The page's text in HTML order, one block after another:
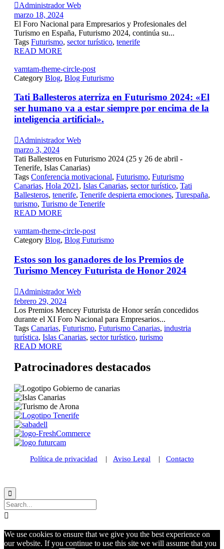
Administrador Web
marzo 18, 2024
El Foro Nacional para Empresarios y Profesionales del
Turismo en España, Futurismo 2024, continúa su...
Tags Futurismo, sector turístico, tenerife
READ MORE
vamtam-theme-circle-post
Category Blog, Blog Futurismo
Tati Ballesteros aterriza en Futurismo 2024: «El
ser humano va a estar siempre por encima de la
inteligencia artificial».
Administrador Web
marzo 3, 2024
Tati Ballesteros en Futurismo 2024 (25 y 26 de abril -
Tenerife, Islas Canarias)
Tags Conferencia motivacional, Futurismo, Futurismo
Canarias, Hola 2021 , Islas Canarias, sector turístico, Tati
Ballesteros, tenerife, Tenerife despierta emociones, Turespaña,
turismo, Turismo de Tenerife
READ MORE
vamtam-theme-circle-post
Category Blog, Blog Futurismo
Estos son los ganadores de los Premios de
Turismo Mencey Futurista de Honor 2024
Administrador Web
febrero 29, 2024
Los Premios Mencey Futurista de Honor serán concedidos
durante el XI Foro Nacional para Empresarios...
Tags Canarias, Futurismo, Futurismo Canarias, industria
turística, Islas Canarias, sector turístico, turismo
READ MORE
Patrocinadores destacados
Política de privacidad | Aviso Legal | Contacto


We use cookies to ensure that we give you the best experience on
our website. If you continue to use this site we will assume that you